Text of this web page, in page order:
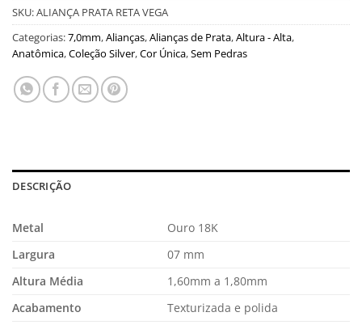
SKU:ALIANÇA PRATA RETA VEGA
Categorias:7,0mm,Alianças,Alianças de Prata,Altura - Alta,
Anatômica,Coleção Silver,Cor Única,Sem Pedras
DESCRIÇÃO
Metal
Ouro 18K
Largura
07 mm
Altura Média
1,60mm a 1,80mm
Acabamento
Texturizada e polida